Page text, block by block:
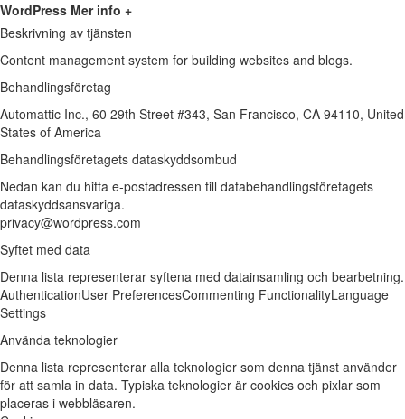
WordPress Mer info +
Beskrivning av tjänsten
Content management system for building websites and blogs.
Behandlingsföretag
Automattic Inc., 60 29th Street #343, San Francisco, CA 94110, United
States of America
Behandlingsföretagets dataskyddsombud
Nedan kan du hitta e-postadressen till databehandlingsföretagets
dataskyddsansvariga.
privacy@wordpress.com
Syftet med data
Denna lista representerar syftena med datainsamling och bearbetning.
AuthenticationUser PreferencesCommenting FunctionalityLanguage
Settings
Använda teknologier
Denna lista representerar alla teknologier som denna tjänst använder
för att samla in data. Typiska teknologier är cookies och pixlar som
placeras i webbläsaren.